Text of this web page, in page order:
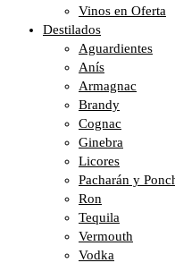
Vinos en Oferta
Destilados
Aguardientes
Anís
Armagnac
Brandy
Cognac
Ginebra
Licores
Pacharán y
Ron
Tequila
Vermouth
Vodka